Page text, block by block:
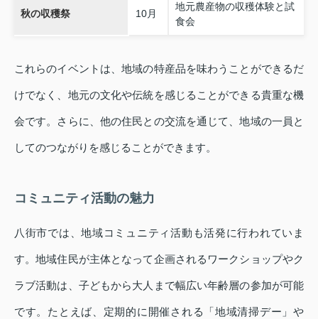
秋の収穫祭 10月
地元農産物の収穫体験と試
食会
これらのイベントは、地域の特産品を味わうことができるだ
けでなく、地元の文化や伝統を感じることができる貴重な機
会です。さらに、他の住民との交流を通じて、地域の一員と
してのつながりを感じることができます。
コミュニティ活動の魅力
八街市では、地域コミュニティ活動も活発に行われていま
す。地域住民が主体となって企画されるワークショップやク
ラブ活動は、子どもから大人まで幅広い年齢層の参加が可能
です。たとえば、定期的に開催される「地域清掃デー」や